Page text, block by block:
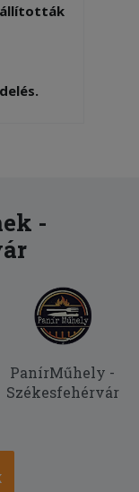
közel
a
kaptam
-
PanírMűhely -
Székesfehérvár